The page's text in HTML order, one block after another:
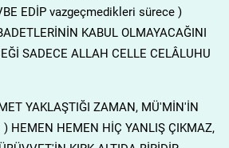
EDİP vazgeçmedikleri sürece )
KABUL OLMAYACAĞINI
SADECE ALLAH CELLE CELÂLUHU
YAKLAŞTIĞI ZAMAN, MÜ'MİN'İN
) HEMEN HEMEN HİÇ YANLIŞ ÇIKMAZ,